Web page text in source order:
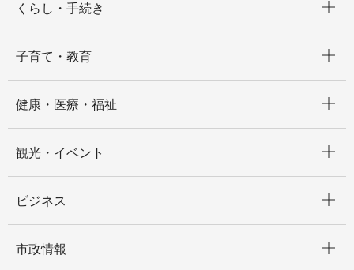
くらし・手続き
子育て・教育
健康・医療・福祉
観光・イベント
ビジネス
市政情報